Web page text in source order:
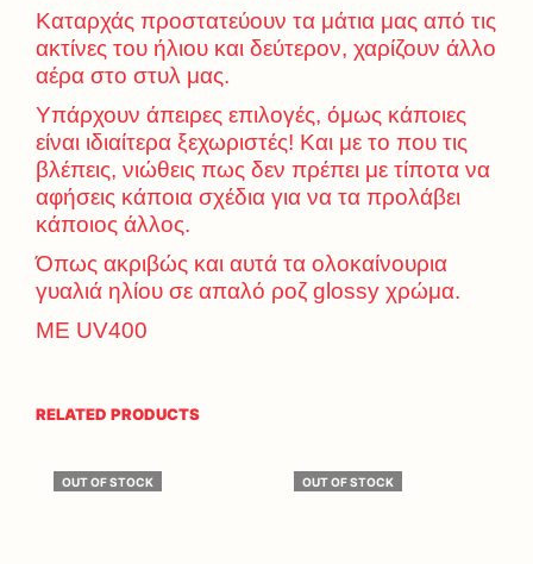
Καταρχάς προστατεύουν τα μάτια μας από τις
ακτίνες του ήλιου και δεύτερον, χαρίζουν άλλο
αέρα στο στυλ μας.
Υπάρχουν άπειρες επιλογές, όμως κάποιες
είναι ιδιαίτερα ξεχωριστές! Και με το που τις
βλέπεις, νιώθεις πως δεν πρέπει με τίποτα να
αφήσεις κάποια σχέδια για να τα προλάβει
κάποιος άλλος.
Όπως ακριβώς και αυτά τα ολοκαίνουρια
γυαλιά ηλίου σε απαλό ροζ glossy χρώμα.
ΜΕ UV400
RELATED PRODUCTS
OUT OF STOCK OUT OF STOCK